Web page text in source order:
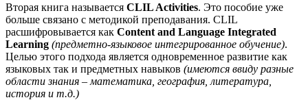
Вторая книга называется CLIL Activities. Это пособие уже
больше связано с методикой преподавания. CLIL
расшифровывается как Content and Language Integrated
Learning (предметно-языковое интегрированное обучение).
Целью этого подхода является одновременное развитие как
языковых так и предметных навыков (имеются ввиду разные
области знания – математика, география, литература,
история и т.д.)